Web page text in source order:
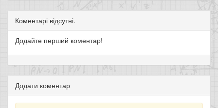
Коментарі відсутні.
Додайте перший коментар!
Додати коментар